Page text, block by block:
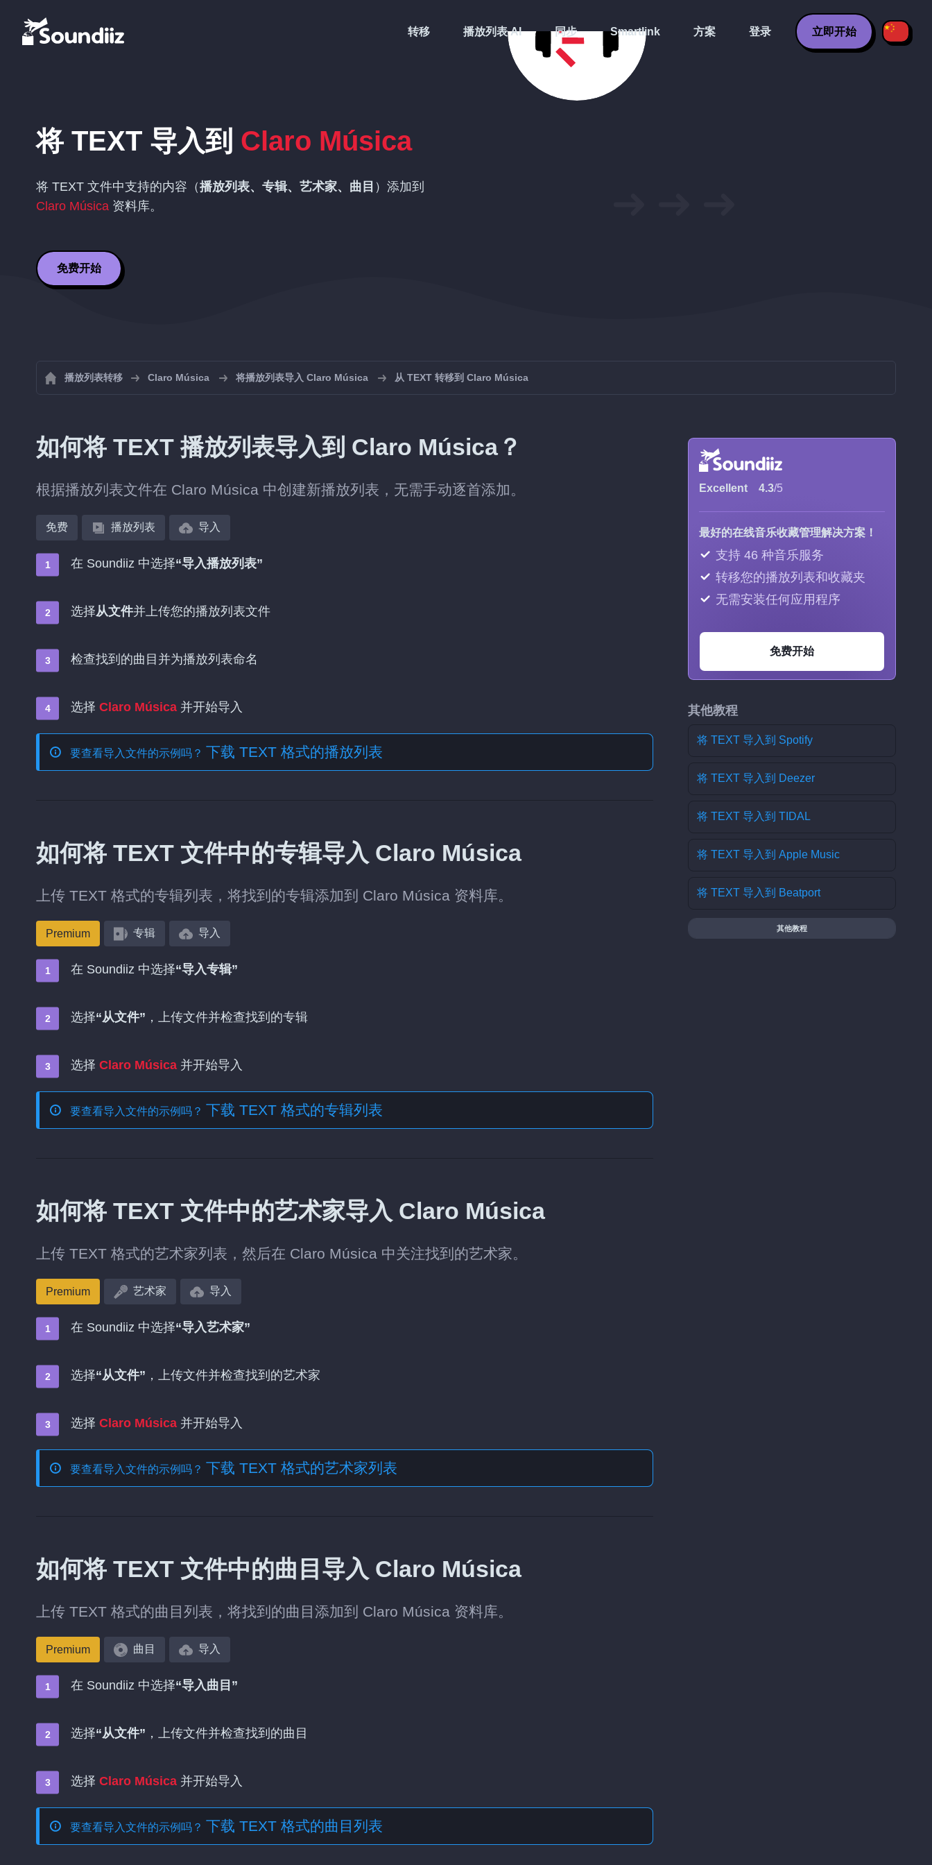
转移 播放列表 AI 同步 Smartlink 方案 登录 立即开始
将 TEXT 导入到 Claro Música
将 TEXT 文件中支持的内容（播放列表、专辑、艺术家、曲目 ）添加到
Claro Música 资料库。
免费开始
播放列表转移 Claro Música 将播放列表导入 Claro Música 从 TEXT 转移到 Claro Música
如何将 TEXT 播放列表导入到 Claro Música？
根据播放列表文件在 Claro Música 中创建新播放列表，无需手动逐首添加。
免费 播放列表 导入
在 Soundiiz 中选择“导入播放列表”
选择从文件并上传您的播放列表文件
检查找到的曲目并为播放列表命名
选择 Claro Música 并开始导入
要查看导入文件的示例吗？ 下载 TEXT 格式的播放列表
如何将 TEXT 文件中的专辑导入 Claro Música
上传 TEXT 格式的专辑列表，将找到的专辑添加到 Claro Música 资料库。
Premium 专辑 导入
在 Soundiiz 中选择“导入专辑”
选择“从文件” ，上传文件并检查找到的专辑
选择 Claro Música 并开始导入
要查看导入文件的示例吗？ 下载 TEXT 格式的专辑列表
如何将 TEXT 文件中的艺术家导入 Claro Música
上传 TEXT 格式的艺术家列表，然后在 Claro Música 中关注找到的艺术家。
Premium 艺术家 导入
在 Soundiiz 中选择“导入艺术家”
选择“从文件” ，上传文件并检查找到的艺术家
选择 Claro Música 并开始导入
要查看导入文件的示例吗？ 下载 TEXT 格式的艺术家列表
如何将 TEXT 文件中的曲目导入 Claro Música
上传 TEXT 格式的曲目列表，将找到的曲目添加到 Claro Música 资料库。
Premium 曲目 导入
在 Soundiiz 中选择“导入曲目”
选择“从文件” ，上传文件并检查找到的曲目
选择 Claro Música 并开始导入
要查看导入文件的示例吗？ 下载 TEXT 格式的曲目列表
Excellent 4.3/5
最好的在线音乐收藏管理解决方案！
支持 46 种音乐服务
转移您的播放列表和收藏夹
无需安装任何应用程序
免费开始
其他教程
将 TEXT 导入到 Spotify
将 TEXT 导入到 Deezer
将 TEXT 导入到 TIDAL
将 TEXT 导入到 Apple Music
将 TEXT 导入到 Beatport
其他教程